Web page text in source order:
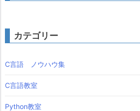
カテゴリー
C言語 ノウハウ集
C言語教室
Python教室